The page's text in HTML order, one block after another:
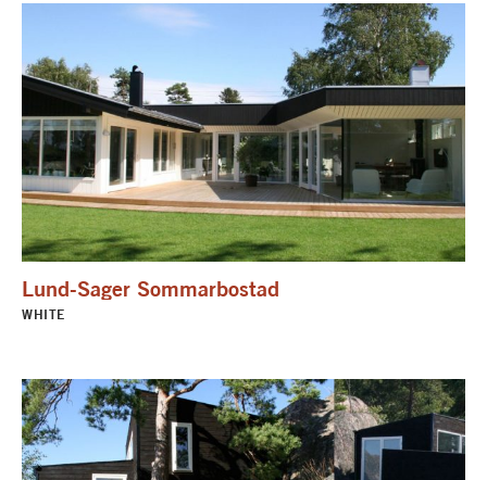
Lund-Sager Sommarbostad
WHITE